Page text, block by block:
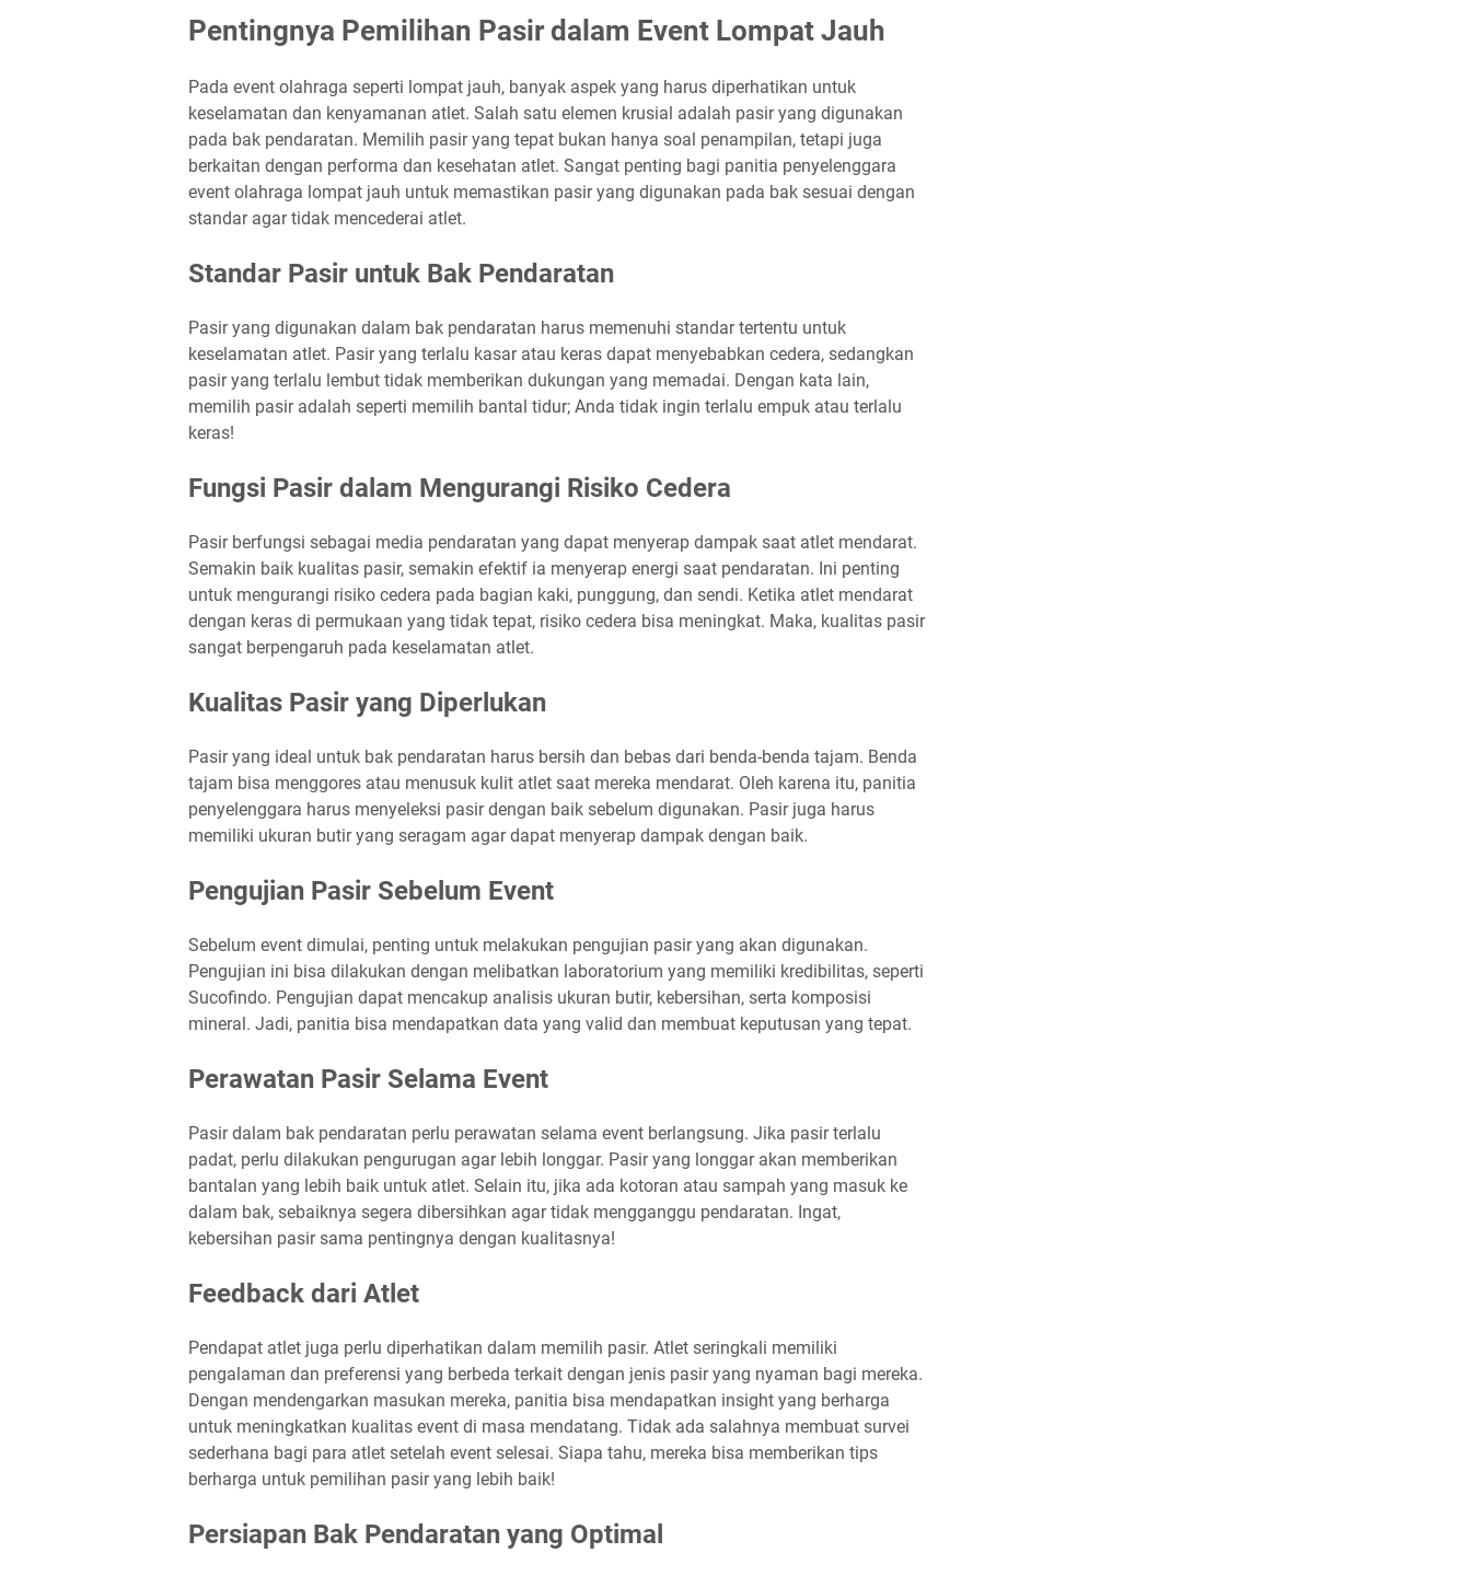
Pentingnya Pemilihan Pasir dalam Event Lompat Jauh
Pada event olahraga seperti lompat jauh, banyak aspek yang harus diperhatikan untuk
keselamatan dan kenyamanan atlet. Salah satu elemen krusial adalah pasir yang digunakan
pada bak pendaratan. Memilih pasir yang tepat bukan hanya soal penampilan, tetapi juga
berkaitan dengan performa dan kesehatan atlet. Sangat penting bagi panitia penyelenggara
event olahraga lompat jauh untuk memastikan pasir yang digunakan pada bak sesuai dengan
standar agar tidak mencederai atlet.
Standar Pasir untuk Bak Pendaratan
Pasir yang digunakan dalam bak pendaratan harus memenuhi standar tertentu untuk
keselamatan atlet. Pasir yang terlalu kasar atau keras dapat menyebabkan cedera, sedangkan
pasir yang terlalu lembut tidak memberikan dukungan yang memadai. Dengan kata lain,
memilih pasir adalah seperti memilih bantal tidur; Anda tidak ingin terlalu empuk atau terlalu
keras!
Fungsi Pasir dalam Mengurangi Risiko Cedera
Pasir berfungsi sebagai media pendaratan yang dapat menyerap dampak saat atlet mendarat.
Semakin baik kualitas pasir, semakin efektif ia menyerap energi saat pendaratan. Ini penting
untuk mengurangi risiko cedera pada bagian kaki, punggung, dan sendi. Ketika atlet mendarat
dengan keras di permukaan yang tidak tepat, risiko cedera bisa meningkat. Maka, kualitas pasir
sangat berpengaruh pada keselamatan atlet.
Kualitas Pasir yang Diperlukan
Pasir yang ideal untuk bak pendaratan harus bersih dan bebas dari benda-benda tajam. Benda
tajam bisa menggores atau menusuk kulit atlet saat mereka mendarat. Oleh karena itu, panitia
penyelenggara harus menyeleksi pasir dengan baik sebelum digunakan. Pasir juga harus
memiliki ukuran butir yang seragam agar dapat menyerap dampak dengan baik.
Pengujian Pasir Sebelum Event
Sebelum event dimulai, penting untuk melakukan pengujian pasir yang akan digunakan.
Pengujian ini bisa dilakukan dengan melibatkan laboratorium yang memiliki kredibilitas, seperti
Sucofindo. Pengujian dapat mencakup analisis ukuran butir, kebersihan, serta komposisi
mineral. Jadi, panitia bisa mendapatkan data yang valid dan membuat keputusan yang tepat.
Perawatan Pasir Selama Event
Pasir dalam bak pendaratan perlu perawatan selama event berlangsung. Jika pasir terlalu
padat, perlu dilakukan pengurugan agar lebih longgar. Pasir yang longgar akan memberikan
bantalan yang lebih baik untuk atlet. Selain itu, jika ada kotoran atau sampah yang masuk ke
dalam bak, sebaiknya segera dibersihkan agar tidak mengganggu pendaratan. Ingat,
kebersihan pasir sama pentingnya dengan kualitasnya!
Feedback dari Atlet
Pendapat atlet juga perlu diperhatikan dalam memilih pasir. Atlet seringkali memiliki
pengalaman dan preferensi yang berbeda terkait dengan jenis pasir yang nyaman bagi mereka.
Dengan mendengarkan masukan mereka, panitia bisa mendapatkan insight yang berharga
untuk meningkatkan kualitas event di masa mendatang. Tidak ada salahnya membuat survei
sederhana bagi para atlet setelah event selesai. Siapa tahu, mereka bisa memberikan tips
berharga untuk pemilihan pasir yang lebih baik!
Persiapan Bak Pendaratan yang Optimal